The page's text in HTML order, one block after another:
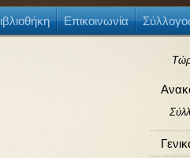
Επικοινωνία